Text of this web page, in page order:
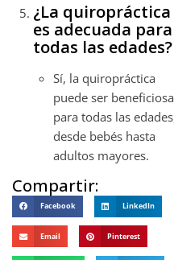
¿La quiropráctica
es adecuada para
todas las edades?
Sí, la quiropráctica
puede ser beneficiosa
para todas las
desde bebés hasta
adultos mayores.
Compartir:
Facebook LinkedIn
Email Pinterest